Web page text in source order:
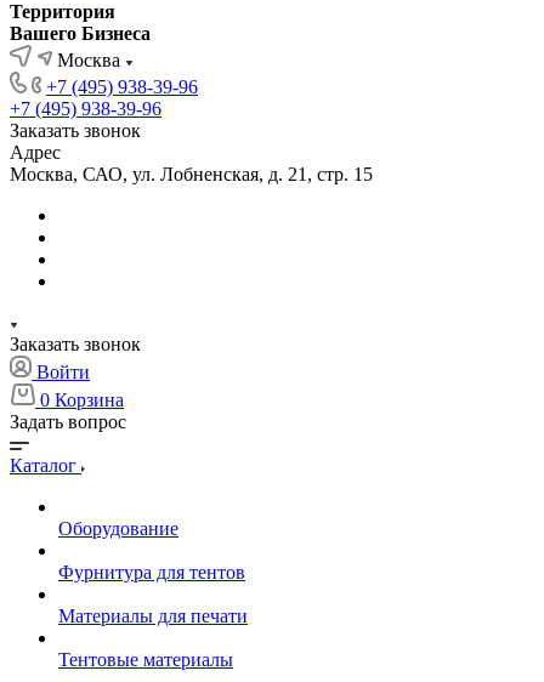
Территория
Вашего Бизнеса
Москва
+7 (495) 938-39-96
+7 (495) 938-39-96
Заказать звонок
Адрес
Москва, САО, ул. Лобненская, д. 21, стр. 15
Заказать звонок
Войти
0 Корзина
Задать вопрос
Каталог
Оборудование
Фурнитура для тентов
Материалы для печати
Тентовые материалы